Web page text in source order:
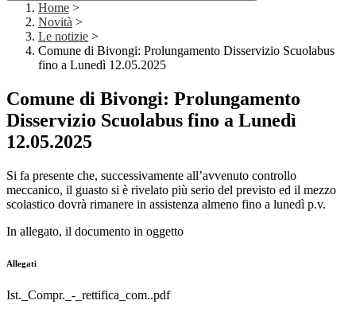
Home >
Novità >
Le notizie >
Comune di Bivongi: Prolungamento Disservizio Scuolabus
fino a Lunedì 12.05.2025
Comune di Bivongi: Prolungamento
Disservizio Scuolabus fino a Lunedì
12.05.2025
Si fa presente che, successivamente all’avvenuto controllo
meccanico, il guasto si è rivelato più serio del previsto ed il mezzo
scolastico dovrà rimanere in assistenza almeno fino a lunedì p.v.
In allegato, il documento in oggetto
Allegati
Ist._Compr._-_rettifica_com..pdf